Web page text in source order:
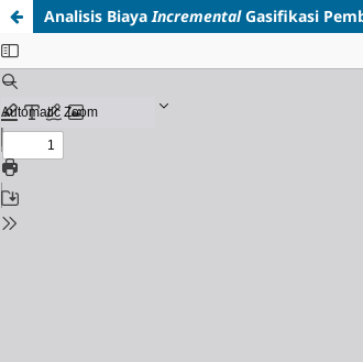
Analisis BiayaIncrementalGasifikasi